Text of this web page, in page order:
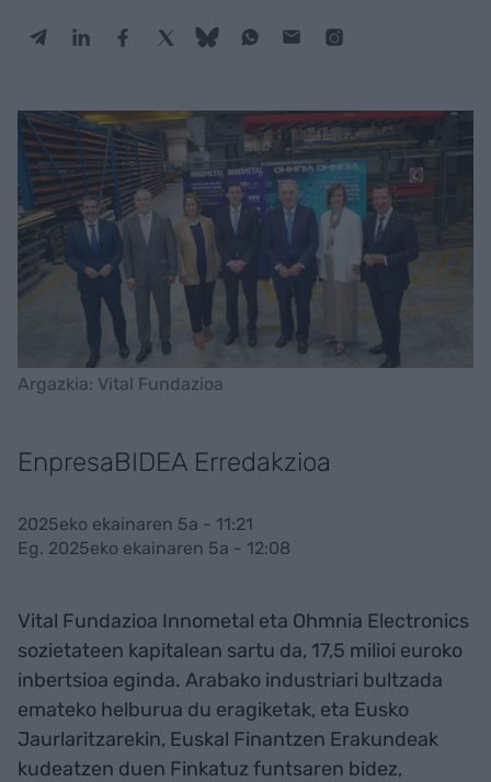
Argazkia: Vital Fundazioa
EnpresaBIDEA Erredakzioa
2025eko ekainaren 5a - 11:21
Eg. 2025eko ekainaren 5a - 12:08
Vital Fundazioa Innometal eta Ohmnia Electronics
sozietateen kapitalean sartu da, 17,5 milioi euroko
inbertsioa eginda. Arabako industriari bultzada
emateko helburua du eragiketak, eta Eusko
Jaurlaritzarekin, Euskal Finantzen Erakundeak
kudeatzen duen Finkatuz funtsaren bidez,